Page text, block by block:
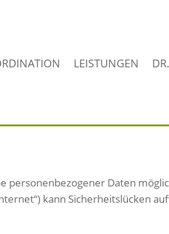
LEISTUNGEN
personenbezogener Daten
kann Sicherheitslücken